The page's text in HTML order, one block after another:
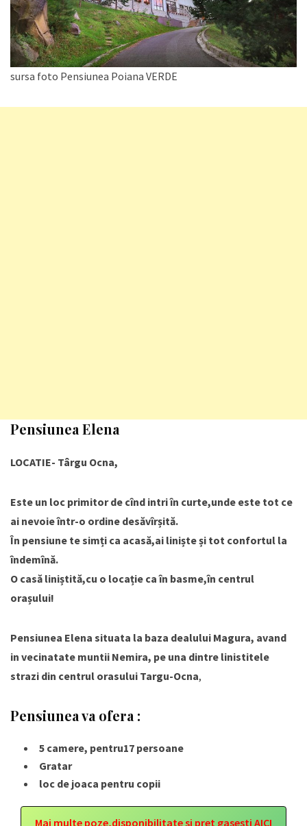
sursa foto Pensiunea Poiana VERDE
Pensiunea Elena
LOCATIE- Târgu Ocna,
Este un loc primitor de cînd intri în curte,unde este tot ce
ai nevoie într-o ordine desăvîrșită.
În pensiune te simți ca acasă,ai liniște și tot confortul la
îndemînă.
O casă liniștită,cu o locație ca în basme,în centrul
orașului!
Pensiunea Elena situata la baza dealului Magura, avand
in vecinatate muntii Nemira, pe una dintre linistitele
strazi din centrul orasului Targu-Ocna,
Pensiunea va ofera :
5 camere, pentru17 persoane
Gratar
loc de joaca pentru copii
Mai multe poze,disponibilitate si pret gasesti AICI